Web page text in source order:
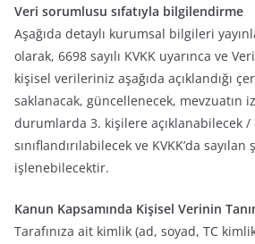
Veri sorumlusu sıfatıyla bilgilendirme
Aşağıda detaylı kurumsal bilgileri
olarak, 6698 sayılı KVKK uyarınca ve
kişisel verileriniz aşağıda açıklandığı
saklanacak, güncellenecek, mevzuatın
durumlarda 3. kişilere açıklanabilecek
sınıflandırılabilecek ve KVKK’da
işlenebilecektir.
Kanun Kapsamında Kişisel Verinin
Tarafınıza ait kimlik (ad, soyad, TC